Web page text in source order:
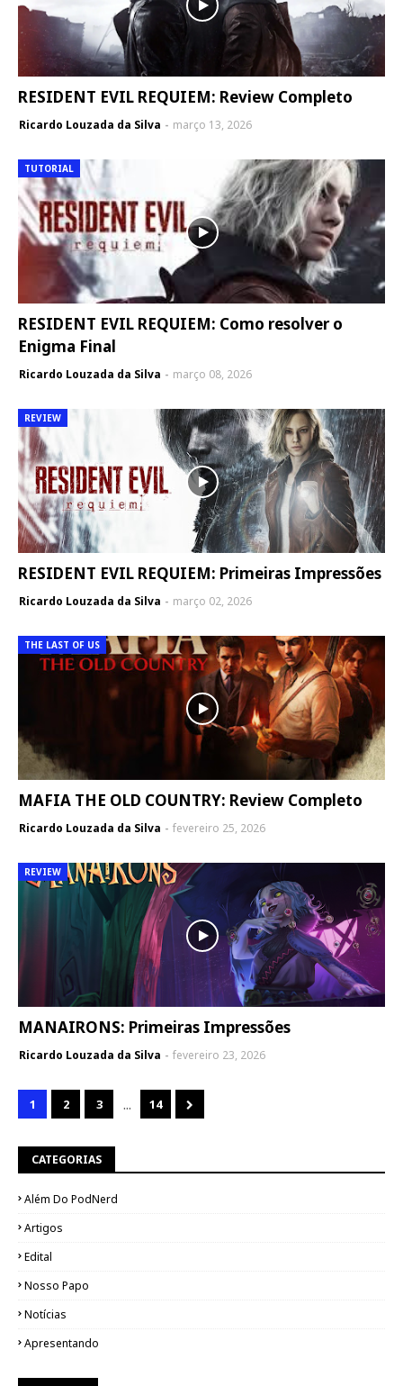
RESIDENT EVIL REQUIEM: Review Completo
Ricardo Louzada da Silva março 13, 2026
TUTORIAL
RESIDENT EVIL REQUIEM: Como resolver o
Enigma Final
Ricardo Louzada da Silva março 08, 2026
REVIEW
RESIDENT EVIL REQUIEM: Primeiras Impressões
Ricardo Louzada da Silva março 02, 2026
THE LAST OF US
MAFIA THE OLD COUNTRY: Review Completo
Ricardo Louzada da Silva fevereiro 25, 2026
REVIEW
MANAIRONS: Primeiras Impressões
Ricardo Louzada da Silva fevereiro 23, 2026
1 2 3 ... 14
CATEGORIAS
Além Do PodNerd
Artigos
Edital
Nosso Papo
Notícias
Apresentando